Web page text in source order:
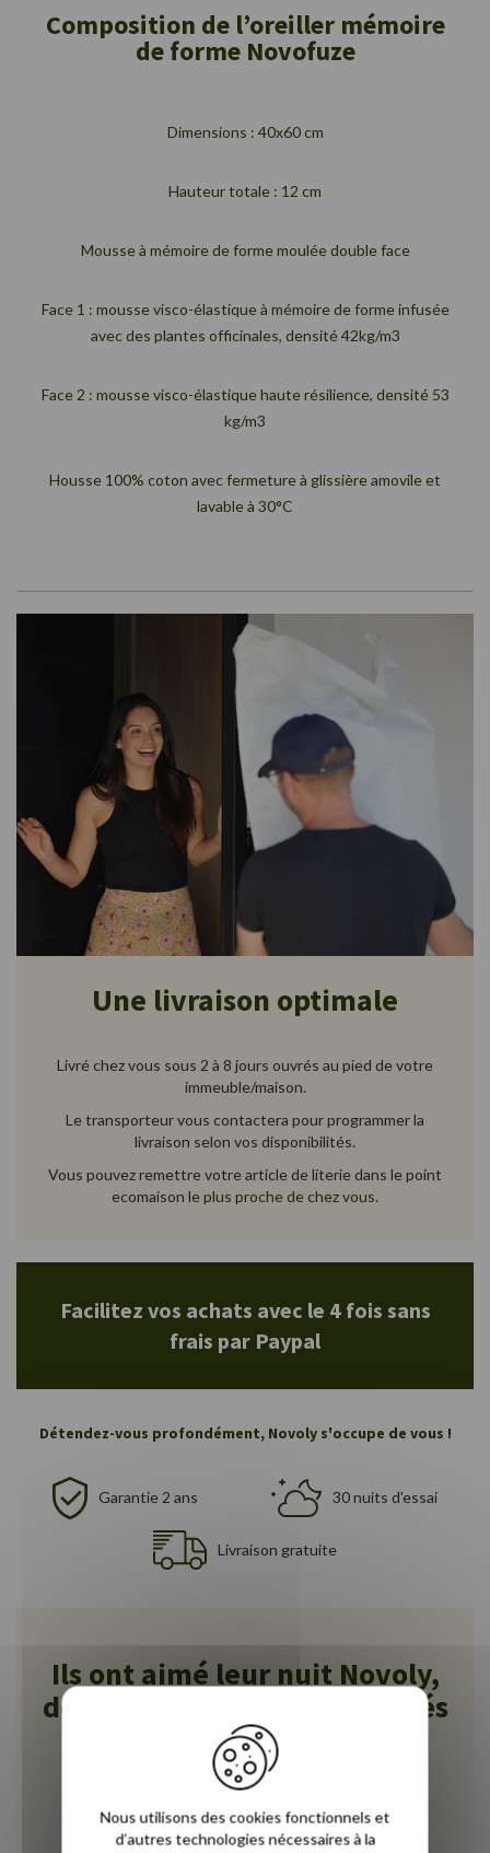
Composition de l’oreiller mémoire
de forme Novofuze
Dimensions : 40x60 cm
Hauteur totale : 12 cm
Mousse à mémoire de forme moulée double face
Face 1 : mousse visco-élastique à mémoire de forme infusée
avec des plantes officinales, densité 42kg/m3
Face 2 : mousse visco-élastique haute résilience, densité 53
kg/m3
Housse 100% coton avec fermeture à glissière amovile et
lavable à 30°C
Une livraison optimale
Livré chez vous sous 2 à 8 jours ouvrés au pied de votre
immeuble/maison.
Le transporteur vous contactera pour programmer la
livraison selon vos disponibilités.
Vous pouvez remettre votre article de literie dans le point
ecomaison leplus proche de chez vous.
Facilitez vos achats avec le 4 fois sans
frais par Paypal
Détendez-vous profondément, Novoly s'occupe de vous !
Garantie 2 ans 30 nuits d'essai
Livraison gratuite
Ils ont aimé leur nuit Novoly,
déjà plus de 3300 avis vérifiés
!
5
À une semaine d'utilisation, nous sommes
Nous utilisons des cookies fonctionnels et
d’autres technologies nécessaires à la